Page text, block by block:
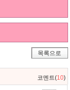
목록으로
코멘트(10)